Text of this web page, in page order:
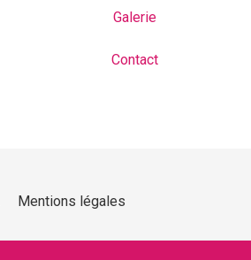
Galerie
Contact
Mentions légales